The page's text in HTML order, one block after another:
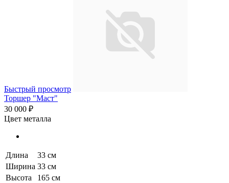
Быстрый просмотр
Торшер "Маст"
30 000 ₽
Цвет металла
Длина
33 см
Ширина 33 см
Высота
165 см